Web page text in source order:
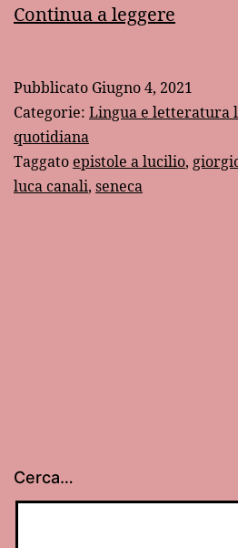
Continua a leggere
Pubblicato Giugno 4, 2021
Categorie: Lingua e letteratura
quotidiana
Taggato epistole a lucilio,
luca canali, seneca
Cerca…